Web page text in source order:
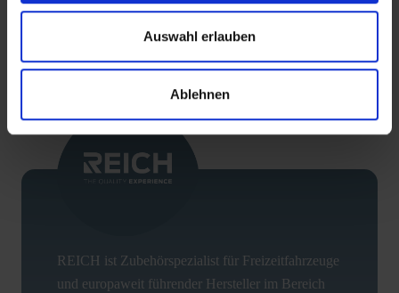
Auswahl erlauben
Ablehnen
REICH ist Zubehörspezialist für Freizeitfahrzeuge
und europaweit führender Hersteller im Bereich